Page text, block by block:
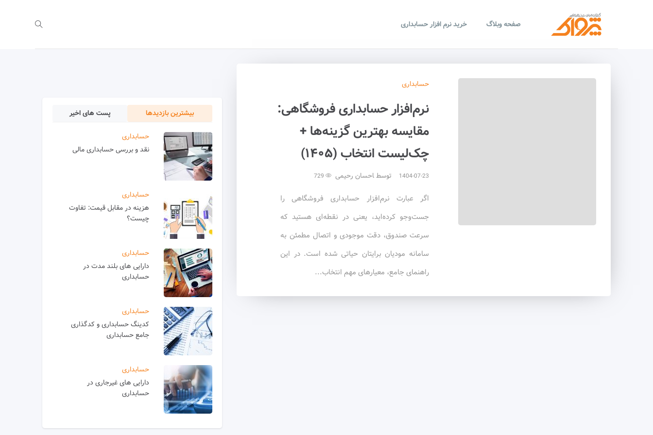
صفحه وبلاگ خرید نرم افزار حسابداری
حسابداری
نرم‌افزار حسابداری فروشگاهی:
مقایسه بهترین گزینه‌ها +
چک‌لیست انتخاب (۱۴۰۵)
1404-07-23 توسط احسان رحیمی
اگر عبارت نرم‌افزار حسابداری فروشگاهی را
جست‌وجو کرده‌اید، یعنی در نقطه‌ای هستید که
سرعت صندوق، دقت موجودی و اتصال مطمئن به
سامانه مودیان برایتان حیاتی شده است. در این
راهنمای جامع، معیارهای مهم انتخاب...
بیشترین بازدیدها پست های اخیر
حسابداری
نقد و بررسی حسابداری مالی
حسابداری
هزینه در مقابل قیمت: تفاوت
چیست؟
حسابداری
دارایی های بلند مدت در
حسابداری
حسابداری
کدینگ حسابداری و کدگذاری
جامع حسابداری
حسابداری
دارایی های غیرجاری در
حسابداری